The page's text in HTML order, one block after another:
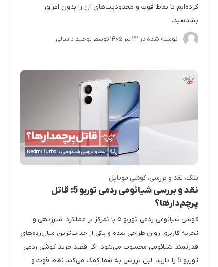
کرده‌ایم تا نقاط قوت و محدودیت‌های آن را بدون اغراق
بشناسید.
نوشته شده در 22 تير 1405 توسط توحید دانیالی
بلاگ نقد و بررسی گوشی موبایل
نقد و بررسی شیائومی ردمی توربو 5: قاتل
پرچم‌دارها؟
گوشی شیائومی ردمی توربو ۵ با تمرکز بر عملکرد، شارژدهی و
تجربه کاربری روان طراحی شده و یکی از جذاب‌ترین میان‌رده‌های
قدرتمند شیائومی محسوب می‌شود. اگر قصد خرید گوشی ردمی
توربو 5 را دارید، این بررسی به شما کمک می‌کند نقاط قوت و